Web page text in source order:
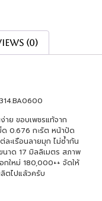
(0)
าย ขอบเพชรแท้จาก
ด 0.676 กะรัต หน้าปัด
ะเรือนลายมุก ไม่ซ้ำกัน
นาด 17 มิลลิเมตร สภาพ
ใหม่ 180,000++ จัดให้
ตไปแล้วครับ